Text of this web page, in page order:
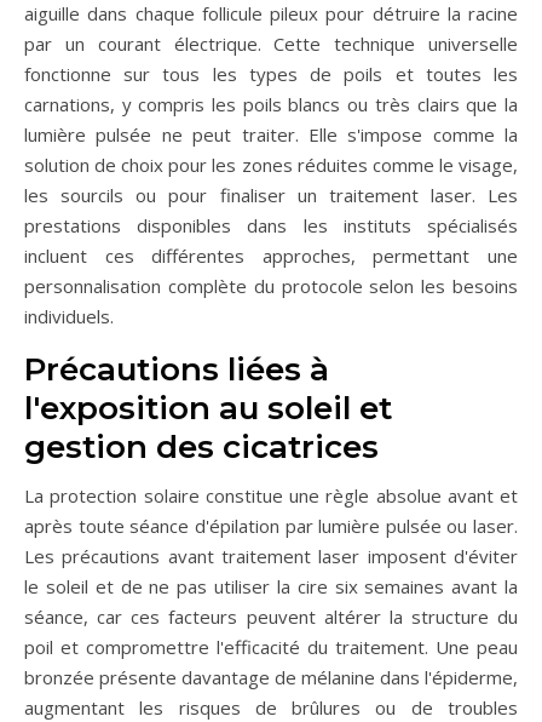
aiguille dans chaque follicule pileux pour détruire la racine
par un courant électrique. Cette technique universelle
fonctionne sur tous les types de poils et toutes les
carnations, y compris les poils blancs ou très clairs que la
lumière pulsée ne peut traiter. Elle s'impose comme la
solution de choix pour les zones réduites comme le visage,
les sourcils ou pour finaliser un traitement laser. Les
prestations disponibles dans les instituts spécialisés
incluent ces différentes approches, permettant une
personnalisation complète du protocole selon les besoins
individuels.
Précautions liées à
l'exposition au soleil et
gestion des cicatrices
La protection solaire constitue une règle absolue avant et
après toute séance d'épilation par lumière pulsée ou laser.
Les précautions avant traitement laser imposent d'éviter
le soleil et de ne pas utiliser la cire six semaines avant la
séance, car ces facteurs peuvent altérer la structure du
poil et compromettre l'efficacité du traitement. Une peau
bronzée présente davantage de mélanine dans l'épiderme,
augmentant les risques de brûlures ou de troubles